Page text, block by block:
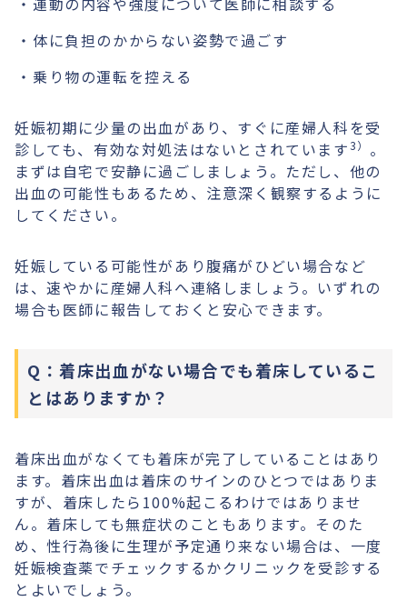
体に負担のかからない姿勢で過ごす
乗り物の運転を控える
妊娠初期に少量の出血があり、すぐに産婦人科を受
診しても、有効な対処法はないとされています3） 。
まずは自宅で安静に過ごしましょう。ただし、他の
出血の可能性もあるため、注意深く観察するように
してください。
妊娠している可能性があり腹痛がひどい場合など
は、速やかに産婦人科へ連絡しましょう。いずれの
場合も医師に報告しておくと安心できます。
Q：着床出血がない場合でも着床しているこ
とはありますか？
着床出血がなくても着床が完了していることはあり
ます。着床出血は着床のサインのひとつではありま
すが、着床したら100%起こるわけではありませ
ん。着床しても無症状のこともあります。そのた
め、性行為後に生理が予定通り来ない場合は、一度
妊娠検査薬でチェックするかクリニックを受診する
とよいでしょう。